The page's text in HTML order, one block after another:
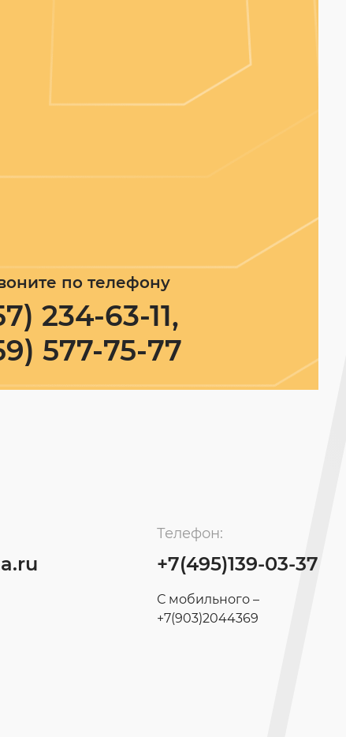
по телефону
234-63-11,
577-75-77
Телефон:
+7(495)139-03-37
С мобильного –
+7(903)2044369